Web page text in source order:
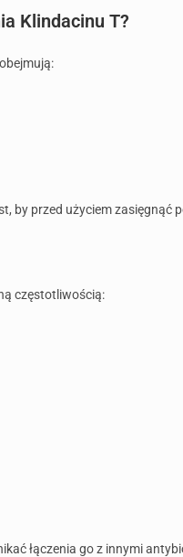
Klindacinu T?
by przed użyciem zasięgnąć
częstotliwością:
łączenia go z innymi